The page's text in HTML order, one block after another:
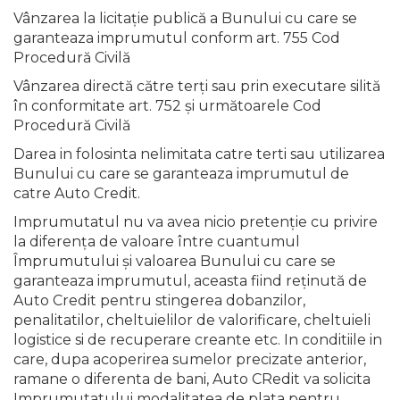
Vânzarea la licitaţie publică a Bunului cu care se
garanteaza imprumutul conform art. 755 Cod
Procedură Civilă
Vânzarea directă către terţi sau prin executare silită
în conformitate art. 752 şi următoarele Cod
Procedură Civilă
Darea in folosinta nelimitata catre terti sau utilizarea
Bunului cu care se garanteaza imprumutul de
catre Auto Credit.
Imprumutatul nu va avea nicio pretenţie cu privire
la diferenţa de valoare între cuantumul
Împrumutului şi valoarea Bunului cu care se
garanteaza imprumutul, aceasta fiind reţinută de
Auto Credit pentru stingerea dobanzilor,
penalitatilor, cheltuielilor de valorificare, cheltuieli
logistice si de recuperare creante etc. In conditiile in
care, dupa acoperirea sumelor precizate anterior,
ramane o diferenta de bani, Auto CRedit va solicita